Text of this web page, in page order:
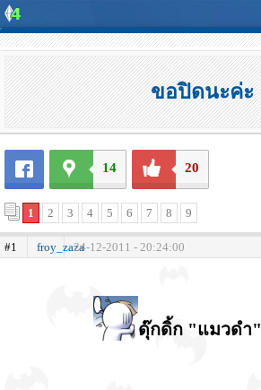
ขอปิดนะค่ะ
14 20
1 2 3 4 5 6 7 8 9
#1 froy_zaza24-12-2011 - 20:24:00
ดุ๊กดิ้ก "แมวดำ"